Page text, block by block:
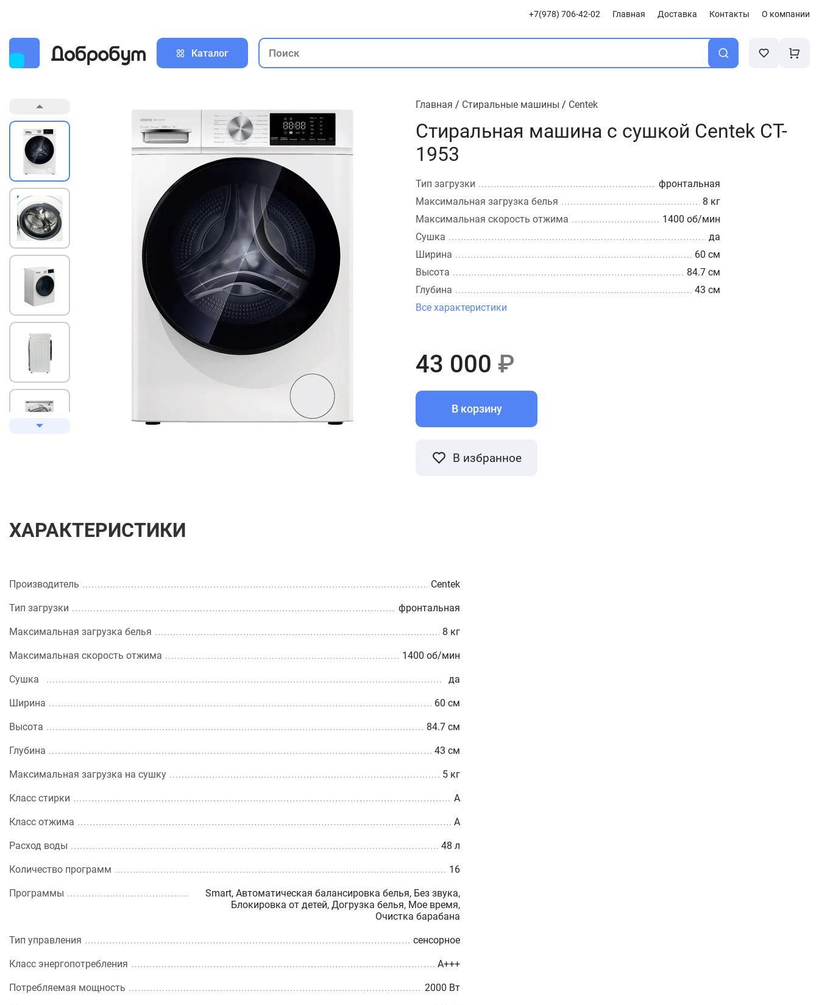
+7(978) 706-42-02 Главная Доставка Контакты О компании
Каталог
Главная / Стиральные машины / Centek
Стиральная машина с сушкой Centek CT-
1953
Тип загрузки
фронтальная
Максимальная загрузка белья
8 кг
Максимальная скорость отжима
1400 об/мин
Сушка
да
Ширина
60 см
Высота
84.7 см
Глубина
43 см
Все характеристики
43 000 ₽
В корзину
В избранное
ХАРАКТЕРИСТИКИ
Производитель Centek
Тип загрузки фронтальная
Максимальная загрузка белья 8 кг
Максимальная скорость отжима 1400 об/мин
Сушка да
Ширина 60 см
Высота 84.7 см
Глубина 43 см
Максимальная загрузка на сушку 5 кг
Класс стирки A
Класс отжима A
Расход воды 48 л
Количество программ 16
Программы
Smart, Автоматическая балансировка белья, Без звука,
Блокировка от детей, Догрузка белья, Мое время,
Очистка барабана
Тип управления сенсорное
Класс энергопотребления A+++
Потребляемая мощность 2000 Вт